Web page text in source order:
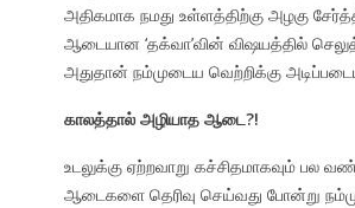
அதிகமாக நமது உள்ளத்திற்கு அழகு
ஆடையான ‘தக்வா’வின் விஷயத்தில்
அதுதான் நம்முடைய வெற்றிக்கு
காலத்தால் அழியாத ஆடை?!
உடலுக்கு ஏற்றவாறு கச்சிதமாகவும் பல
ஆடைகளை தெரிவு செய்வது போன்று